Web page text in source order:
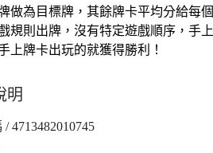
做為目標牌，其餘牌卡平均分給每
規則出牌，沒有特定遊戲順序，手
上牌卡出玩的就獲得勝利！
明
4713482010745